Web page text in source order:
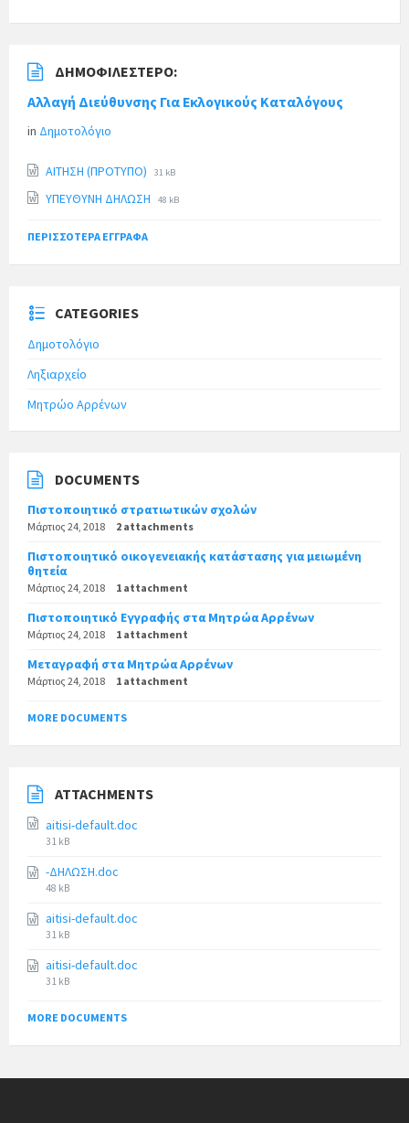
ΔΗΜΟΦΙΛΈΣΤΕΡΟ:
Αλλαγή Διεύθυνσης Για Εκλογικούς Καταλόγους
in Δημοτολόγιο
ΑΙΤΗΣΗ (ΠΡΟΤΥΠΟ) 31 kB
ΥΠΕΥΘΥΝΗ ΔΗΛΩΣΗ 48 kB
ΠΕΡΙΣΣΌΤΕΡΑ ΈΓΓΡΑΦΑ
CATEGORIES
Δημοτολόγιο
Ληξιαρχείο
Μητρώο Αρρένων
DOCUMENTS
Πιστοποιητικό στρατιωτικών σχολών
Μάρτιος 24, 2018 2 attachments
Πιστοποιητικό οικογενειακής κατάστασης για μειωμένη
θητεία
Μάρτιος 24, 2018 1 attachment
Πιστοποιητικό Εγγραφής στα Μητρώα Αρρένων
Μάρτιος 24, 2018 1 attachment
Μεταγραφή στα Μητρώα Αρρένων
Μάρτιος 24, 2018 1 attachment
MORE DOCUMENTS
ATTACHMENTS
aitisi-default.doc
31 kB
-ΔΗΛΩΣΗ.doc
48 kB
aitisi-default.doc
31 kB
aitisi-default.doc
31 kB
MORE DOCUMENTS